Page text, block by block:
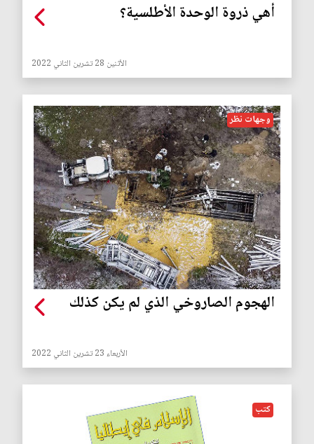
أهي ذروة الوحدة الأطلسية؟
الأثنين 28 تشرين الثاني 2022
وجهات نظر
الهجوم الصاروخي الذي لم يكن كذلك
الأربعاء 23 تشرين الثاني 2022
كتب